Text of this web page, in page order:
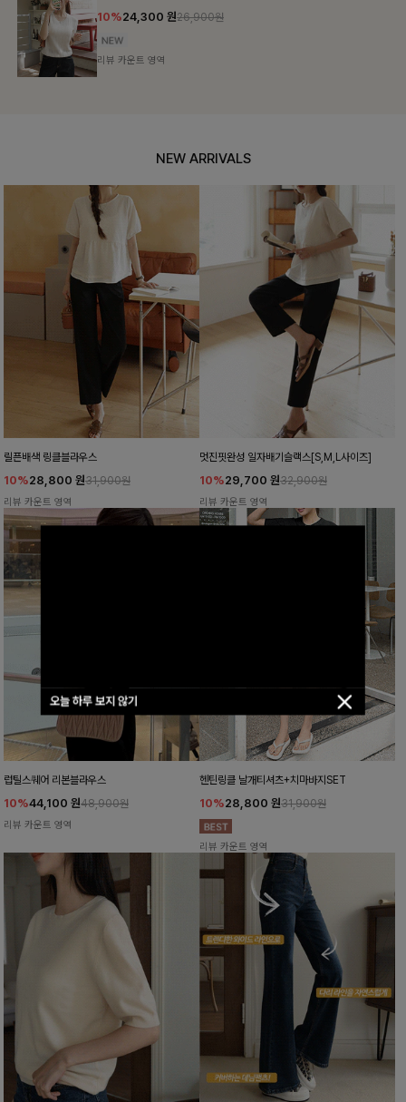
오늘 하루 보지 않기
10%24,300 원26,900원
리뷰 카운트 영역
NEW ARRIVALS
릴픈배색 링클블라우스
10%28,800 원31,900원
리뷰 카운트 영역
멋진핏완성 일자배기슬랙스[S,M,L사이즈]
10%29,700 원32,900원
리뷰 카운트 영역
럽틸스퀘어 리본블라우스
10%44,100 원48,900원
리뷰 카운트 영역
헨틴링클 날개티셔츠+치마바지SET
10%28,800 원31,900원
리뷰 카운트 영역